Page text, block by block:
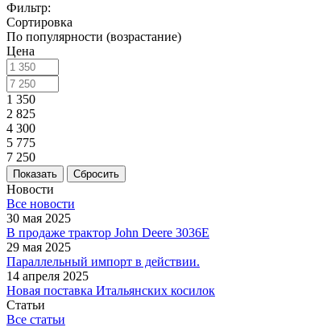
Фильтр:
Сортировка
По популярности (возрастание)
Цена
1 350
2 825
4 300
5 775
7 250
Показать Сбросить
Новости
Все новости
30 мая 2025
В продаже трактор John Deere 3036E
29 мая 2025
Параллельный импорт в действии.
14 апреля 2025
Новая поставка Итальянских косилок
Статьи
Все статьи